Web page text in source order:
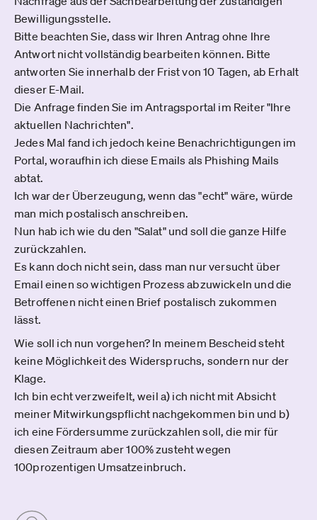
Bewilligungsstelle.
Bitte beachten Sie, dass wir Ihren Antrag ohne Ihre
Antwort nicht vollständig bearbeiten können. Bitte
antworten Sie innerhalb der Frist von 10 Tagen, ab Erhalt
dieser E-Mail.
Die Anfrage finden Sie im Antragsportal im Reiter "Ihre
aktuellen Nachrichten".
Jedes Mal fand ich jedoch keine Benachrichtigungen im
Portal, woraufhin ich diese Emails als Phishing Mails
abtat.
Ich war der Überzeugung, wenn das "echt" wäre, würde
man mich postalisch anschreiben.
Nun hab ich wie du den "Salat" und soll die ganze Hilfe
zurückzahlen.
Es kann doch nicht sein, dass man nur versucht über
Email einen so wichtigen Prozess abzuwickeln und die
Betroffenen nicht einen Brief postalisch zukommen
lässt.
Wie soll ich nun vorgehen? In meinem Bescheid steht
keine Möglichkeit des Widerspruchs, sondern nur der
Klage.
Ich bin echt verzweifelt, weil a) ich nicht mit Absicht
meiner Mitwirkungspflicht nachgekommen bin und b)
ich eine Fördersumme zurückzahlen soll, die mir für
diesen Zeitraum aber 100% zusteht wegen
100prozentigen Umsatzeinbruch.